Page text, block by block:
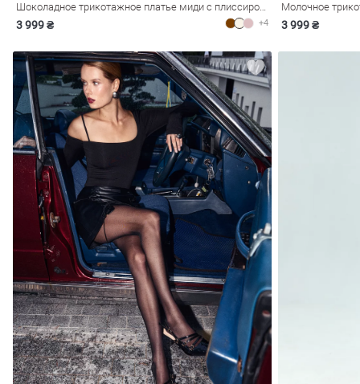
Шоколадное трикотажное платье миди с плиссированием
3 999 ₴ +4 3 999 ₴